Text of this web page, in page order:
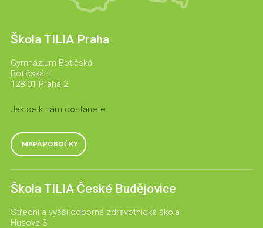
Škola TILIA Praha
Gymnázium Botičská
Botičská 1
128 01 Praha 2
Jak se k nám dostanete.
MAPA POBOČKY
Škola TILIA České Budějovice
Střední a vyšší odborná zdravotnická škola
Husova 3